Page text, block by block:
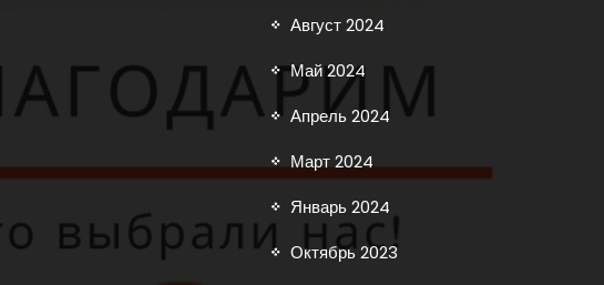
Август 2024
Май 2024
Апрель 2024
Март 2024
Январь 2024
Октябрь 2023